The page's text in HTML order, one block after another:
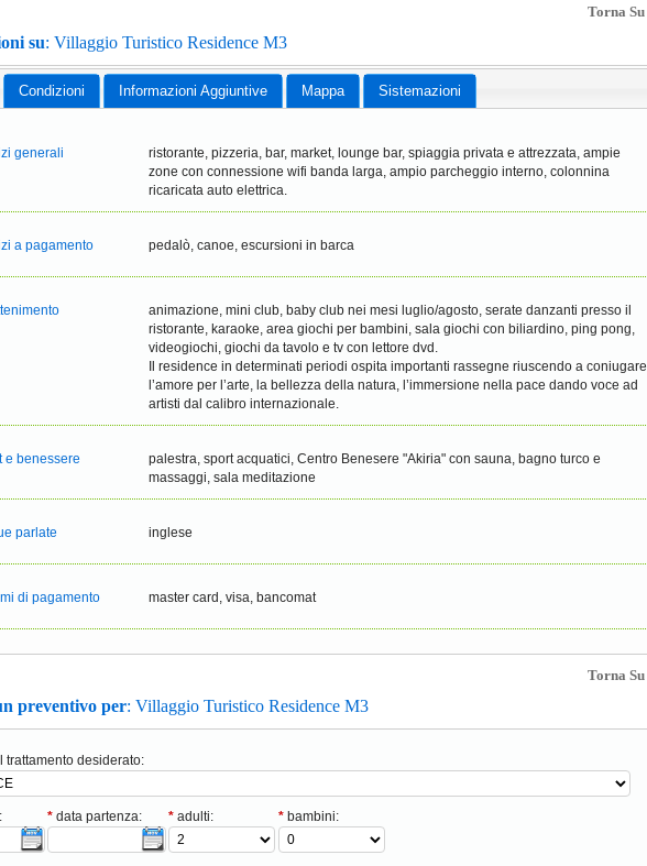
Torna Su
su: Villaggio Turistico Residence M3
Condizioni Informazioni Aggiuntive Mappa Sistemazioni
generali
ristorante, pizzeria, bar, market, lounge bar, spiaggia privata e attrezzata, ampie
zone con connessione wifi banda larga, ampio parcheggio interno, colonnina
ricaricata auto elettrica.
a pagamento pedalò, canoe, escursioni in barca
animazione, mini club, baby club nei mesi luglio/agosto, serate danzanti presso il
ristorante, karaoke, area giochi per bambini, sala giochi con biliardino, ping pong,
videogiochi, giochi da tavolo e tv con lettore dvd.
Il residence in determinati periodi ospita importanti rassegne riuscendo a coniugare
l’amore per l’arte, la bellezza della natura, l’immersione nella pace dando voce ad
artisti dal calibro internazionale.
e benessere
palestra, sport acquatici, Centro Benesere "Akiria" con sauna, bagno turco e
massaggi, sala meditazione
parlate inglese
di pagamento master card, visa, bancomat
Torna Su
preventivo per: Villaggio Turistico Residence M3
trattamento desiderato:
* data partenza: * adulti: * bambini: